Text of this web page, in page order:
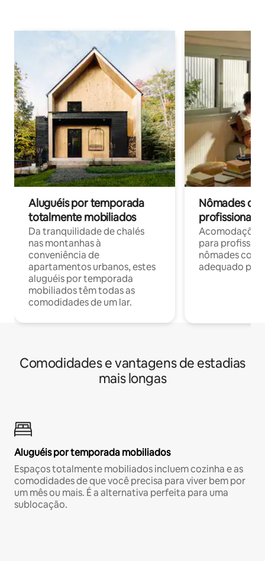
Aluguéis por temporada
totalmente mobiliados
Da tranquilidade de chalés
nas montanhas à
conveniência de
apartamentos urbanos, estes
aluguéis por temporada
mobiliados têm todas as
comodidades de um lar.
Nômades
profissionais
para
nômades com
adequado
Comodidades e vantagens de estadias
mais longas
Aluguéis por temporada mobiliados
Espaços totalmente mobiliados incluem cozinha e as
comodidades de que você precisa para viver bem por
um mês ou mais. É a alternativa perfeita para uma
sublocação.